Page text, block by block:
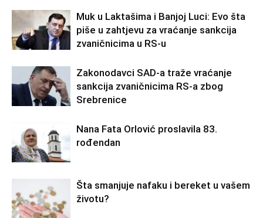
Muk u Laktašima i Banjoj Luci: Evo šta
piše u zahtjevu za vraćanje sankcija
zvaničnicima u RS-u
Zakonodavci SAD-a traže vraćanje
sankcija zvaničnicima RS-a zbog
Srebrenice
Nana Fata Orlović proslavila 83.
rođendan
Šta smanjuje nafaku i bereket u vašem
životu?